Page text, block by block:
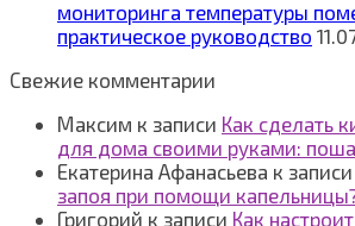
мониторинга температуры
практическое руководство
Свежие комментарии
Максим к записи Как сделать
для дома своими руками:
Екатерина Афанасьева к записи
запоя при помощи
Григорий к записи Как